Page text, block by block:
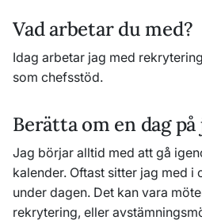
Vad arbetar du med?
Idag arbetar jag med
som chefsstöd.
Berätta om en dag
Jag börjar alltid med att gå
kalender. Oftast sitter jag med i
under dagen. Det kan vara
rekrytering, eller